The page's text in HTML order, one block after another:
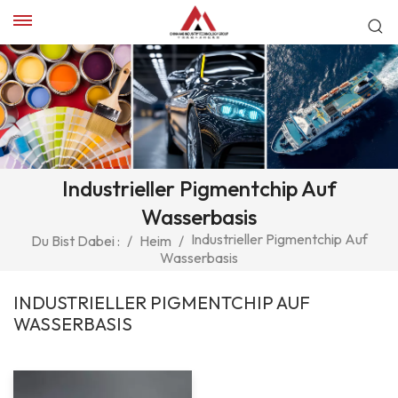
Industrieller Pigmentchip Auf
Wasserbasis
Du Bist Dabei : / Heim / Industrieller Pigmentchip Auf
Wasserbasis
INDUSTRIELLER PIGMENTCHIP AUF
WASSERBASIS